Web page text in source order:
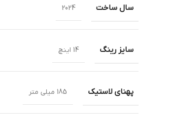
سال ساخت 2024
سایز رینگ 14 اینچ
پهنای لاستیک 185 میلی متر